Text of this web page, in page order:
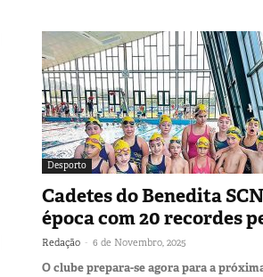
Desporto
Cadetes do Benedita
época com 20 recordes
Redação - 6 de Novembro, 2025
O clube prepara-se agora para a